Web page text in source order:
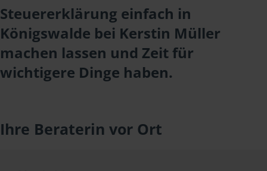
Steuererklärung einfach in
Königswalde bei Kerstin Müller
machen lassen und Zeit für
wichtigere Dinge haben.
Ihre Beraterin vor Ort